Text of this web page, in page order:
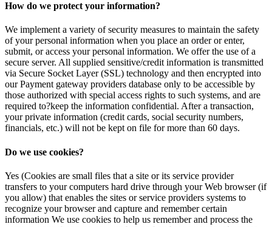
How do we protect your information?
We implement a variety of security measures to maintain the safety
of your personal information when you place an order or enter,
submit, or access your personal information. We offer the use of a
secure server. All supplied sensitive/credit information is transmitted
via Secure Socket Layer (SSL) technology and then encrypted into
our Payment gateway providers database only to be accessible by
those authorized with special access rights to such systems, and are
required to?keep the information confidential. After a transaction,
your private information (credit cards, social security numbers,
financials, etc.) will not be kept on file for more than 60 days.
Do we use cookies?
Yes (Cookies are small files that a site or its service provider
transfers to your computers hard drive through your Web browser (if
you allow) that enables the sites or service providers systems to
recognize your browser and capture and remember certain
information We use cookies to help us remember and process the